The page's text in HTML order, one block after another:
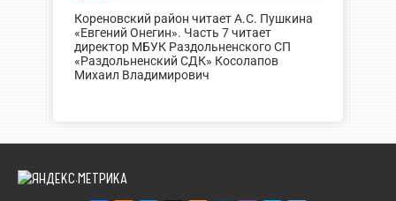
Кореновский район читает А.С. Пушкина
«Евгений Онегин». Часть 7 читает
директор МБУК Раздольненского СП
«Раздольненский СДК» Косолапов
Михаил Владимирович